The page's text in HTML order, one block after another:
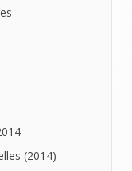
(2014)